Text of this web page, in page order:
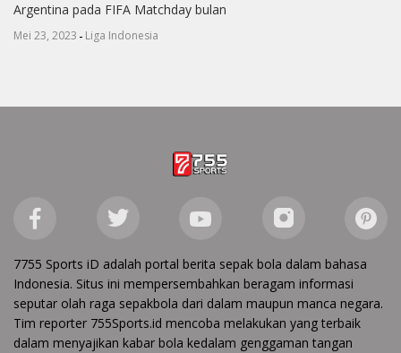
Argentina pada FIFA Matchday bulan
Mei 23, 2023 - Liga Indonesia
7755 Sports iD adalah portal berita sepak bola dalam bahasa
Indonesia. Situs ini mempersembahkan beragam informasi
seputar olah raga sepakbola dari dalam maupun manca negara.
Tim reporter 755Sports.id mencoba melakukan yang terbaik
dalam menyajikan kabar bola kedalam genggaman tangan